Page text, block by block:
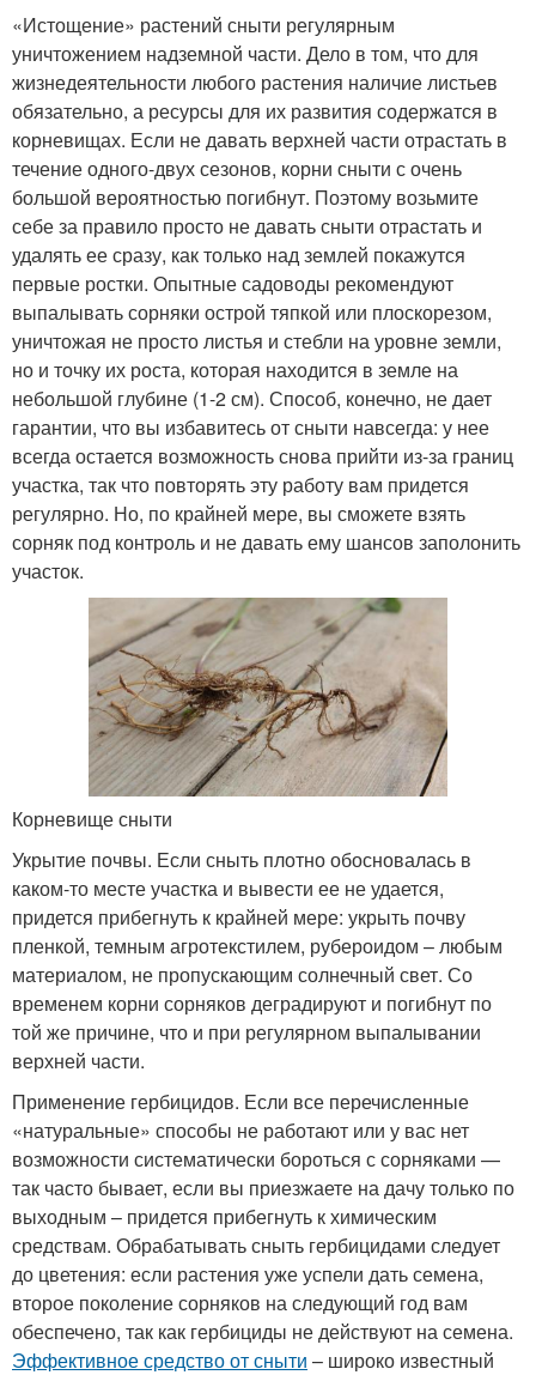
«Истощение» растений сныти регулярным
уничтожением надземной части. Дело в том, что для
жизнедеятельности любого растения наличие листьев
обязательно, а ресурсы для их развития содержатся в
корневищах. Если не давать верхней части отрастать в
течение одного-двух сезонов, корни сныти с очень
большой вероятностью погибнут. Поэтому возьмите
себе за правило просто не давать сныти отрастать и
удалять ее сразу, как только над землей покажутся
первые ростки. Опытные садоводы рекомендуют
выпалывать сорняки острой тяпкой или плоскорезом,
уничтожая не просто листья и стебли на уровне земли,
но и точку их роста, которая находится в земле на
небольшой глубине (1-2 см). Способ, конечно, не дает
гарантии, что вы избавитесь от сныти навсегда: у нее
всегда остается возможность снова прийти из-за границ
участка, так что повторять эту работу вам придется
регулярно. Но, по крайней мере, вы сможете взять
сорняк под контроль и не давать ему шансов заполонить
участок.
Корневище сныти
Укрытие почвы. Если сныть плотно обосновалась в
каком-то месте участка и вывести ее не удается,
придется прибегнуть к крайней мере: укрыть почву
пленкой, темным агротекстилем, рубероидом – любым
материалом, не пропускающим солнечный свет. Со
временем корни сорняков деградируют и погибнут по
той же причине, что и при регулярном выпалывании
верхней части.
Применение гербицидов. Если все перечисленные
«натуральные» способы не работают или у вас нет
возможности систематически бороться с сорняками —
так часто бывает, если вы приезжаете на дачу только по
выходным – придется прибегнуть к химическим
средствам. Обрабатывать сныть гербицидами следует
до цветения: если растения уже успели дать семена,
второе поколение сорняков на следующий год вам
обеспечено, так как гербициды не действуют на семена.
Эффективное средство от сныти – широко известный